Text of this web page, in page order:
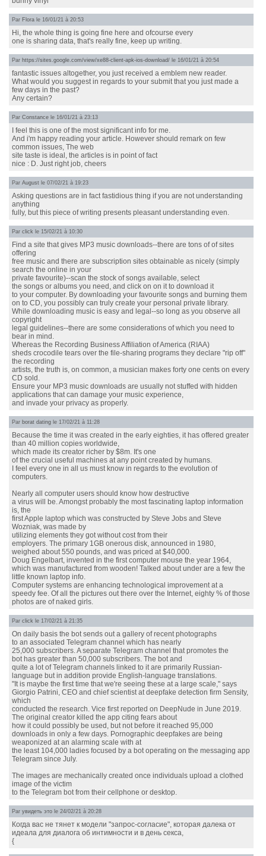
Par Flora le 16/01/21 à 20:53
Hi, the whole thing is going fine here and ofcourse every
one is sharing data, that's really fine, keep up writing.
Par https://sites.google.com/view/xe88-client-apk-ios-download/ le 16/01/21 à 20:54
fantastic issues altogether, you just received a emblem new reader.
What would you suggest in regards to your submit that you just made a
few days in the past?
Any certain?
Par Constance le 16/01/21 à 23:13
I feel this is one of the most significant info for me.
And i'm happy reading your article. However should remark on few
common issues, The web
site taste is ideal, the articles is in point of fact
nice : D. Just right job, cheers
Par August le 07/02/21 à 19:23
Asking questions are in fact fastidious thing if you are not understanding
anything
fully, but this piece of writing presents pleasant understanding even.
Par click le 15/02/21 à 10:30
Find a site that gives MP3 music downloads--there are tons of of sites
offering
free music and there are subscription sites obtainable as nicely (simply
search the online in your
private favourite)--scan the stock of songs available, select
the songs or albums you need, and click on on it to download it
to your computer. By downloading your favourite songs and burning them
on to CD, you possibly can truly create your personal private library.
While downloading music is easy and legal--so long as you observe all
copyright
legal guidelines--there are some considerations of which you need to
bear in mind.
Whereas the Recording Business Affiliation of America (RIAA)
sheds crocodile tears over the file-sharing programs they declare "rip off"
the recording
artists, the truth is, on common, a musician makes forty one cents on every
CD sold.
Ensure your MP3 music downloads are usually not stuffed with hidden
applications that can damage your music experience,
and invade your privacy as properly.
Par borat dating le 17/02/21 à 11:28
Because the time it was created in the early eighties, it has offered greater
than 40 million copies worldwide,
which made its creator richer by $8m. It's one
of the crucial useful machines at any point created by humans.
I feel every one in all us must know in regards to the evolution of
computers.
Nearly all computer users should know how destructive
a virus will be. Amongst probably the most fascinating laptop information
is, the
first Apple laptop which was constructed by Steve Jobs and Steve
Wozniak, was made by
utilizing elements they got without cost from their
employers. The primary 1GB onerous disk, announced in 1980,
weighed about 550 pounds, and was priced at $40,000.
Doug Engelbart, invented in the first computer mouse the year 1964,
which was manufactured from wooden! Talked about under are a few the
little known laptop info.
Computer systems are enhancing technological improvement at a
speedy fee. Of all the pictures out there over the Internet, eighty % of those
photos are of naked girls.
Par click le 17/02/21 à 21:35
On daily basis the bot sends out a gallery of recent photographs
to an associated Telegram channel which has nearly
25,000 subscribers. A separate Telegram channel that promotes the
bot has greater than 50,000 subscribers. The bot and
quite a lot of Telegram channels linked to it are primarily Russian-
language but in addition provide English-language translations.
"It is maybe the first time that we're seeing these at a large scale," says
Giorgio Patrini, CEO and chief scientist at deepfake detection firm Sensity,
which
conducted the research. Vice first reported on DeepNude in June 2019.
The original creator killed the app citing fears about
how it could possibly be used, but not before it reached 95,000
downloads in only a few days. Pornographic deepfakes are being
weaponized at an alarming scale with at
the least 104,000 ladies focused by a bot operating on the messaging app
Telegram since July.
The images are mechanically created once individuals upload a clothed
image of the victim
to the Telegram bot from their cellphone or desktop.
Par увидеть это le 24/02/21 à 20:28
Когда вас не тянет к модели "запрос-согласие", которая далека от
идеала для диалога об интимности и в день секса,
{